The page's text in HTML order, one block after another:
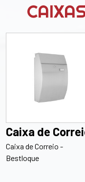
Caixa de
Caixa de Correio -
Bestloque